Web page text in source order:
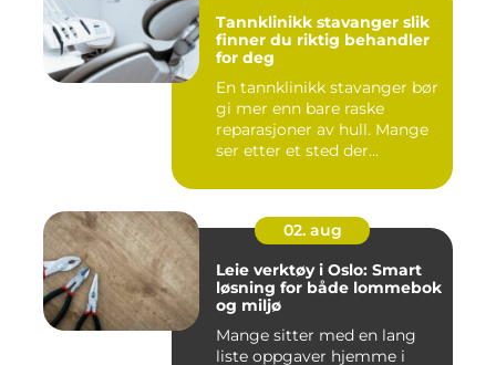
Tannklinikk stavanger slik
finner du riktig behandler
for deg
En tannklinikk stavanger bør
gi mer enn bare raske
reparasjoner av hull. Mange
ser etter et sted der...
02. aug
Leie verktøy i Oslo: Smart
løsning for både lommebok
og miljø
Mange sitter med en lang
liste oppgaver hjemme i